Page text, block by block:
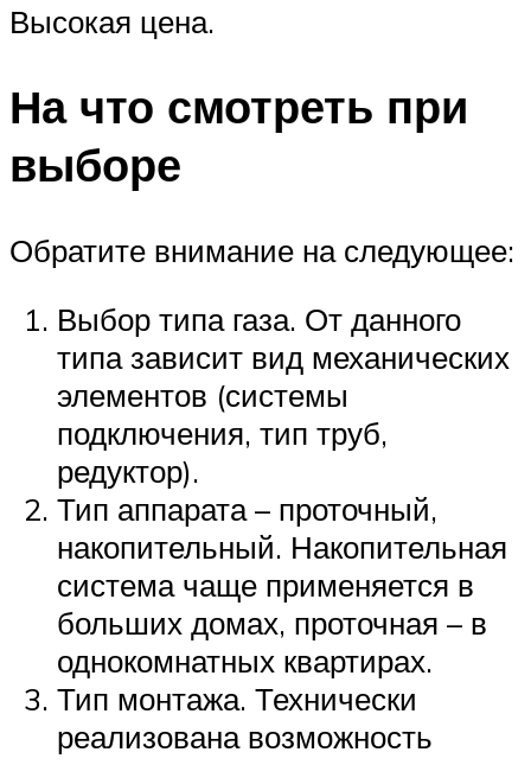
Высокая цена.
На что смотреть при
выборе
Обратите внимание на следующее:
Выбор типа газа. От данного
типа зависит вид механических
элементов (системы
подключения, тип труб,
редуктор).
Тип аппарата – проточный,
накопительный. Накопительная
система чаще применяется в
больших домах, проточная – в
однокомнатных квартирах.
Тип монтажа. Технически
реализована возможность